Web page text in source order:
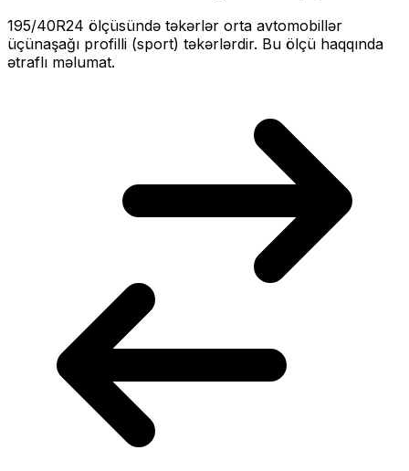
195/40R24 ölçüsündə təkərlər orta avtomobillər
üçünaşağı profilli (sport) təkərlərdir. Bu ölçü haqqında
ətraflı məlumat.